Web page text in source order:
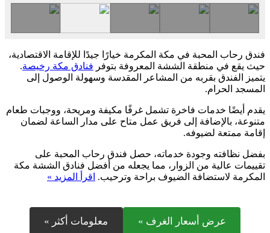
فندق رحاب المحبة في مكة المكرمة خيارًا جيدًا للإقامة الاقتصادية،
حيث يقع في منطقة الششة المعروفة بتوفر فنادق مكة رخيصة.
يتميز الفندق بقربه من المشاعر المقدسة وسهولة الوصول إلى
المسجد الحرام.
يقدم أيضًا خدمات فاخرة تشمل غرفًا مكيفة ومريحة، ووجبات طعام
متنوعة، بالإضافة إلى فريق عمل متاح على مدار الساعة لضمان
إقامة ممتعة لضيوفه.
بفضل نظافته وجودة خدماته، حصل فندق رحاب المحبة على
تقييمات عالية من الزوار، مما يجعله من أفضل فنادق الششة مكة
المكرمة لاستضافة الضيوف براحة وترحيب. اقرأ المزيد »
عرض أسعار الغرف » معلومات أكثر »